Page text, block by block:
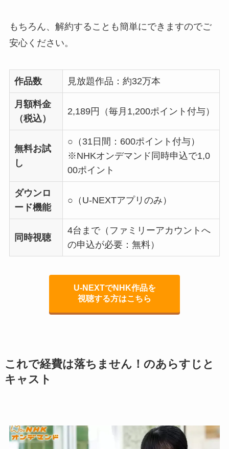
もちろん、解約することも簡単にできますのでご
安心ください。
作品数 見放題作品：約32万本
月額料金
（税込）
2,189円（毎月1,200ポイント付与）
無料お試
し
○（31日間：600ポイント付与）
※NHKオンデマンド同時申込で1,0
00ポイント
ダウンロ
ード機能
○（U-NEXTアプリのみ）
同時視聴
4台まで（ファミリーアカウントへ
の申込が必要：無料）
U-NEXTでNHK作品を
視聴する方はこちら
これで経費は落ちません！ のあらすじと
キャスト